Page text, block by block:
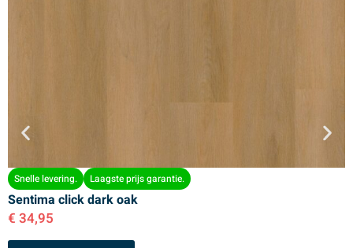
Snelle levering. Laagste prijs garantie.
Sentima click dark oak
€ 34,95